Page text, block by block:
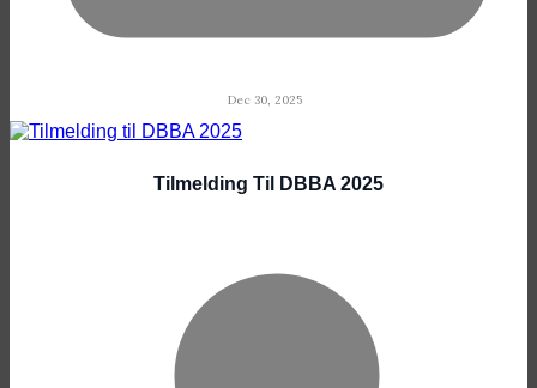
Dec 30, 2025
Tilmelding Til DBBA 2025